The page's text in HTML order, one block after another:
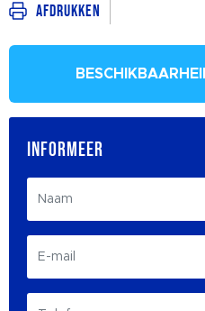
Afdrukken
INFORMEER